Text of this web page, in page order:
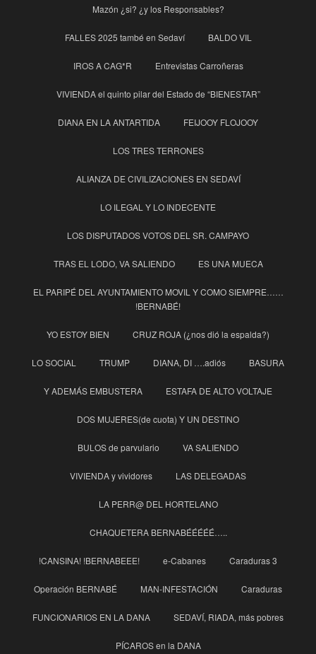
Mazón ¿si? ¿y los Responsables?
FALLES 2025 també en Sedaví BALDO VIL
IROS A CAG*R Entrevistas Carroñeras
VIVIENDA el quinto pilar del Estado de “BIENESTAR”
DIANA EN LA ANTARTIDA FEIJOOY FLOJOOY
LOS TRES TERRONES
ALIANZA DE CIVILIZACIONES EN SEDAVÍ
LO ILEGAL Y LO INDECENTE
LOS DISPUTADOS VOTOS DEL SR. CAMPAYO
TRAS EL LODO, VA SALIENDO ES UNA MUECA
EL PARIPÉ DEL AYUNTAMIENTO MOVIL Y COMO SIEMPRE……
!BERNABÉ!
YO ESTOY BIEN CRUZ ROJA (¿nos dió la espalda?)
LO SOCIAL TRUMP DIANA, DI ….adiós BASURA
Y ADEMÁS EMBUSTERA ESTAFA DE ALTO VOLTAJE
DOS MUJERES(de cuota) Y UN DESTINO
BULOS de parvulario VA SALIENDO
VIVIENDA y vividores LAS DELEGADAS
LA PERR@ DEL HORTELANO
CHAQUETERA BERNABÉÉÉÉÉ…..
!CANSINA! !BERNABEEE! e-Cabanes Caraduras 3
Operación BERNABÉ MAN-INFESTACIÓN Caraduras
FUNCIONARIOS EN LA DANA SEDAVÍ, RIADA, más pobres
PÍCAROS en la DANA